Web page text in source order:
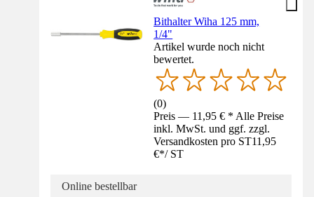
Bithalter Wiha 125 mm,
1/4"
Artikel wurde noch nicht
bewertet.
(0)
Preis — 11,95 € * Alle Preise
inkl. MwSt. und ggf. zzgl.
Versandkosten pro ST11,95
€*/ ST
Online bestellbar